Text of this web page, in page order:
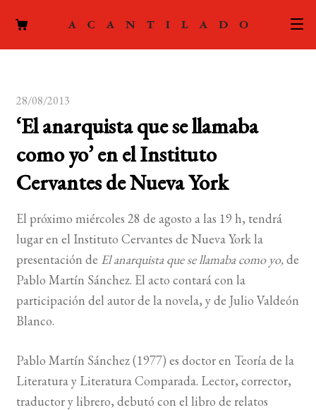
ACTUALIDAD
PODCAST
menú
FOREIGN RIGHTS
CONTACTO
LISTA DE LIBROS
28/08/2013
‘El anarquista que se llamaba
como yo’ en el Instituto
Cervantes de Nueva York
El próximo miércoles 28 de agosto a las 19 h, tendrá
lugar en el Instituto Cervantes de Nueva York la
presentación de El anarquista que se llamaba como yo,de
Pablo Martín Sánchez. El acto contará con la
participación del autor de la novela, y de Julio Valdeón
Blanco.
Pablo Martín Sánchez (1977) es doctor en Teoría de la
Literatura y Literatura Comparada. Lector, corrector,
traductor y librero, debutó con el libro de relatos